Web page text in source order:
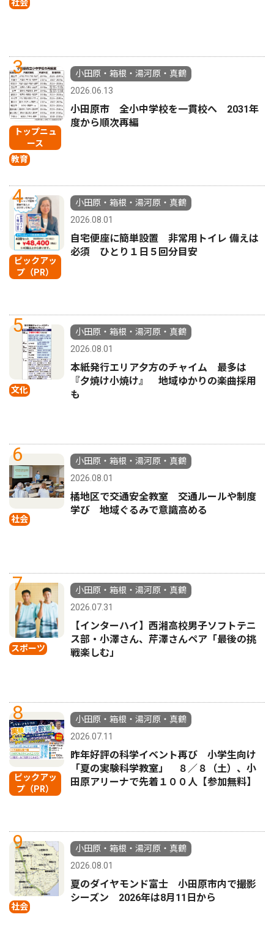
社会
3
トップニュ
ース
教育
小田原・箱根・湯河原・真鶴
2026.06.13
小田原市 全小中学校を一貫校へ 2031年
度から順次再編
4
ピックアッ
プ（PR）
小田原・箱根・湯河原・真鶴
2026.08.01
自宅便座に簡単設置 非常用トイレ 備えは
必須 ひとり１日５回分目安
5
文化
小田原・箱根・湯河原・真鶴
2026.08.01
本紙発行エリア夕方のチャイム 最多は
『夕焼け小焼け』 地域ゆかりの楽曲採用
も
6
社会
小田原・箱根・湯河原・真鶴
2026.08.01
橘地区で交通安全教室 交通ルールや制度
学び 地域ぐるみで意識高める
7
スポーツ
小田原・箱根・湯河原・真鶴
2026.07.31
【インターハイ】西湘高校男子ソフトテニ
ス部・小澤さん、芹澤さんペア「最後の挑
戦楽しむ」
8
ピックアッ
プ（PR）
小田原・箱根・湯河原・真鶴
2026.07.11
昨年好評の科学イベント再び 小学生向け
「夏の実験科学教室」 ８／８（土）、小
田原アリーナで先着１００人【参加無料】
9
社会
小田原・箱根・湯河原・真鶴
2026.08.01
夏のダイヤモンド富士 小田原市内で撮影
シーズン 2026年は8月11日から